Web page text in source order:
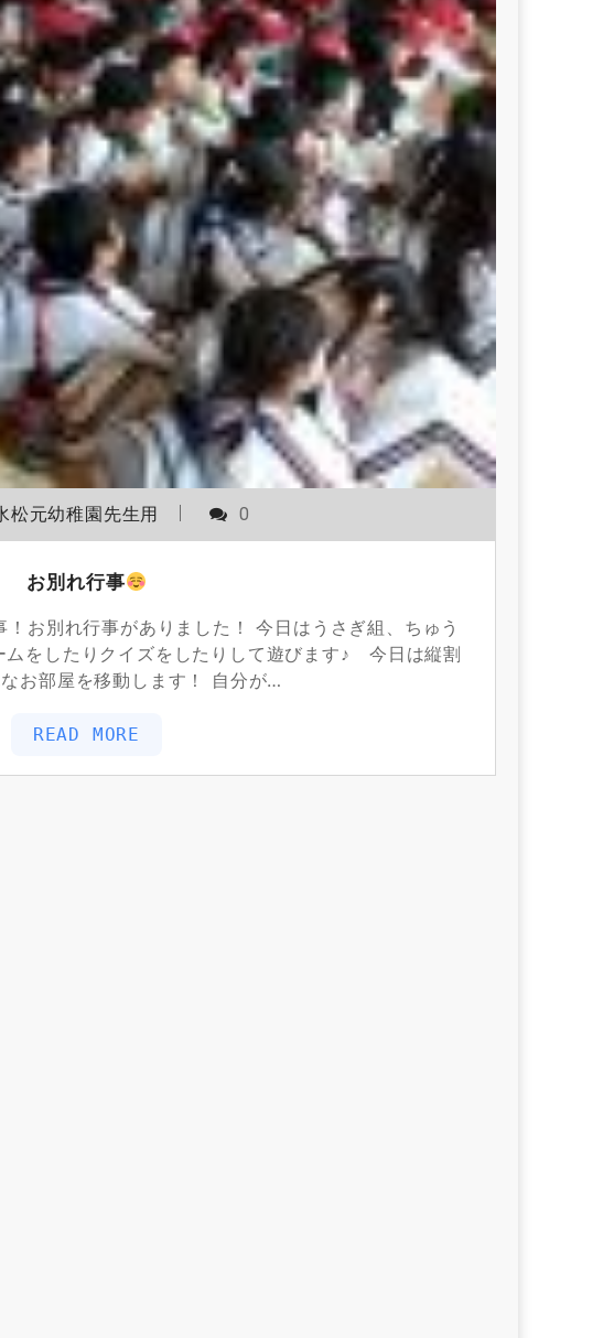
松元幼稚園先生用 0
お別れ行事
お別れ行事がありました！ 今日はうさぎ組、ちゅう
ムをしたりクイズをしたりして遊びます♪ 今日は縦割
お部屋を移動します！ 自分が…
READ MORE